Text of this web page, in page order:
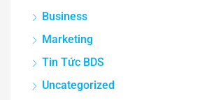
Business
Marketing
Tin Tức BDS
Uncategorized